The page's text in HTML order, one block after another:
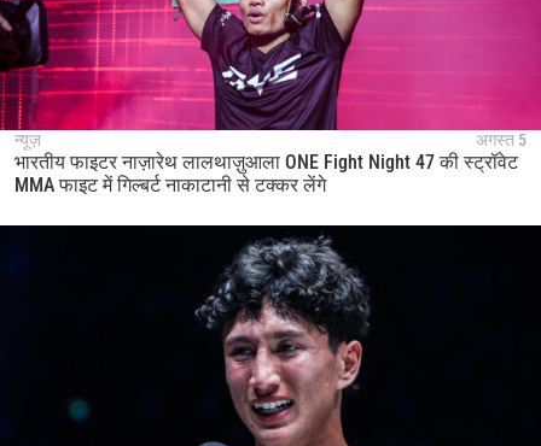
न्यूज़ अगस्त 5
भारतीय फाइटर नाज़ारेथ लालथाज़ुआला ONE Fight Night 47 की स्ट्रॉवेट
MMA फाइट में गिल्बर्ट नाकाटानी से टक्कर लेंगे